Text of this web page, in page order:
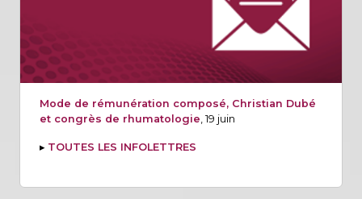
Mode de rémunération composé, Christian Dubé
et congrès de rhumatologie , 19 juin
▸ TOUTES LES INFOLETTRES